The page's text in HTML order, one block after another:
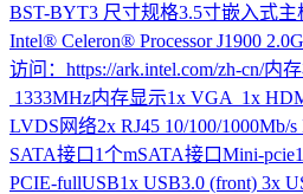
BST-BYT3 尺寸规格3.5寸嵌入式
Intel® Celeron® Processor J1900
访问：https://ark.intel.com/zh-cn/内
1333MHz内存显示1x VGA 1x
LVDS网络2x RJ45 10/100/1000Mb/
SATA接口1个mSATA接口Mini-
PCIE-fullUSB1x USB3.0 (front) 3x